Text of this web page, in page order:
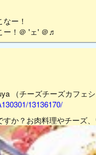
ー！
ー！＠ 'ェ' ＠♬
（チーズチーズカフェ
13136170/
か？お肉料理やチーズ